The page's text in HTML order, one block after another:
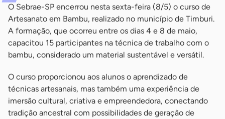
O Sebrae-SP encerrou nesta sexta-feira (8/5) o curso de
Artesanato em Bambu, realizado no município de Timburi.
A formação, que ocorreu entre os dias 4 e 8 de maio,
capacitou 15 participantes na técnica de trabalho com o
bambu, considerado um material sustentável e versátil.
O curso proporcionou aos alunos o aprendizado de
técnicas artesanais, mas também uma experiência de
imersão cultural, criativa e empreendedora, conectando
tradição ancestral com possibilidades de geração de